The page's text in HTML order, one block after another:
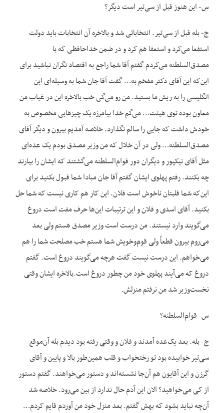
س- این هنوز قبل از سی‌تیر است دیگر؟
ج- بله قبل از سی‌تیر. انتخاباتی شد و بالاخره آن انتخابات باید دولت
استفعا می‌کرد و استعفا هم کرد و در ضمن خداحافظی که با
مصدق‌السلطنه می‌کردم گفتم آقا شما راجع به اقتصاد نگران نباشید برای
این‌که این آقای دکتر مفخم به… گفت آقا جان شما به وسیله‌ای این
انگلیسی را به ریش ما بستید. من رو می‌گی خب بالاخره این در غیاب من
معاون بوده توی هیئت… می‌گم خدا بیامرزه یک چیزهایی مخصوص به
خودش داشت که جایی را سالم نگذارد. خلاصه آمدیم بیرون و دیگر آقای
مصدق‌السلطنه… ولی در آن خلال که من وزیر مصدق بودم یک عده‌ای
مثل آقای نیکپور و دیگران دور قوام‌السلطنه می‌گشتند که ایشان را بیارند
چه بکنند. رفتم پهلوی ایشان گفتم آقا جان مبادا شما قبول بکنید برای
این‌که شما قلبتان ناخوش است فلان. این کار هم کاری نیست که شما حل
بکنید. آقای اسدی و فلان و این ترتیبات این‌ها حرف مفت است دروغ
می‌گویند وارد نیستند. من درست است وزیر مصدق هستم ولی بعد
می‌روم بیرون قطعاً ولی قوم‌وخویش شما هستم خب مصلحت شما را هم
می‌خواهم. این درست نیست گفت هرچه می‌گویند دروغ است. گفتم
دروغ که می‌آیند پهلوی خود من چطور دروغ است.بالاخره ایشان وقتی
نخست‌وزیر شد من نرفتم منزلش.
س- قوام‌السلطنه؟
ج- بله. بعد یک‌عده آمدند و فلان و وقتی رفته بود دیدم بله آن‌موقع
سی‌تیر خوابیده بود تو رختخواب و قلب همین‌طور بالا و پایین و آقای
گرزن و این آقایون هم آن‌جا نشسته‌اند و دستور می‌خواهند. گفتم دستور
از کی می‌خواهید؟ الان این آدم حال ندارد از بین می‌رود. خلاصه شد
آن‌چه نباید بشود که بهش گفتم. بعد منزل خود من آوردم قایم کردم…